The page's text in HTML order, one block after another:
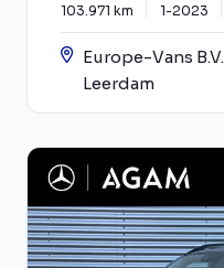
103.971 km 1-2023
Europe-Vans B.V.
Leerdam